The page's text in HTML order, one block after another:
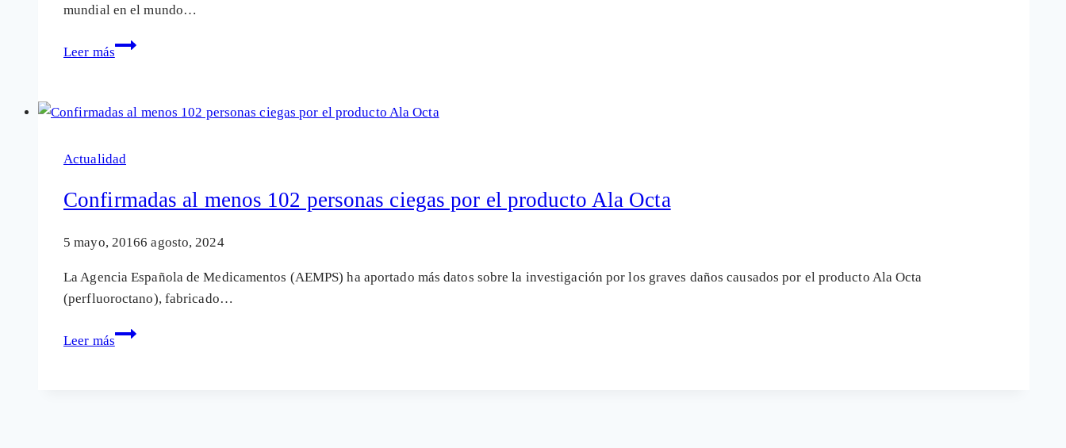
de
vista
mundial en el mundo…
Leer más
Otro
denuncia
la
con
láser
es
pelotazo
económico
Actualidad
Confirmadas al menos 102 personas ciegas por el producto Ala Octa
5 mayo, 20166 agosto, 2024
La Agencia Española de Medicamentos (AEMPS) ha aportado más datos sobre la investigación por los graves daños causados por el producto Ala Octa
(perfluoroctano), fabricado…
Leer más
Confirmadas